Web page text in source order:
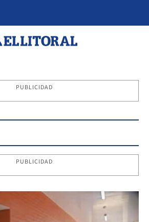
PUBLICIDAD
PUBLICIDAD